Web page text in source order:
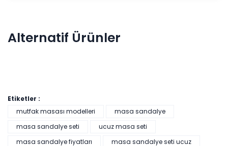
Alternatif Ürünler
Etiketler :
mutfak masası modelleri
masa sandalye
masa sandalye seti
ucuz masa seti
masa sandalye fiyatları
masa sandalye seti ucuz